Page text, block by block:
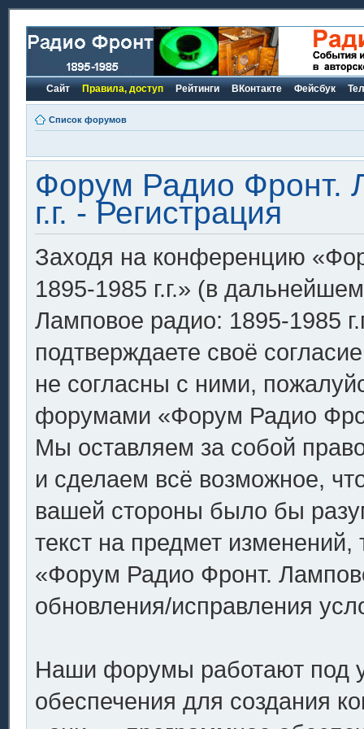
Сайт Правила, доступ Рейтинги ВКонтакте Фейсбук
Список форумов
Форум Радио Фронт.
г.г. - Регистрация
Заходя на конференцию
1895-1985 г.г.» (в
Ламповое радио: 1895-1985
подтверждаете своё
не согласны с ними,
форумами «Форум Радио
Мы оставляем за собой
и сделаем всё возможное,
вашей стороны было бы
текст на предмет
«Форум Радио Фронт.
обновления/исправления
Наши форумы работают под
обеспечения для создания